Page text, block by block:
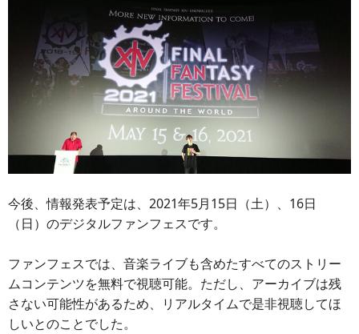
今後、情報発表予定は、2021年5月15日（土）、16日
（日）のデジタルファンフェスです。
ファンフェスでは、音楽ライブも含めたすべてのストリー
ムコンテンツを無料で視聴可能。ただし、アーカイブは残
さない可能性があるため、リアルタイムで是非視聴してほ
しいとのことでした。